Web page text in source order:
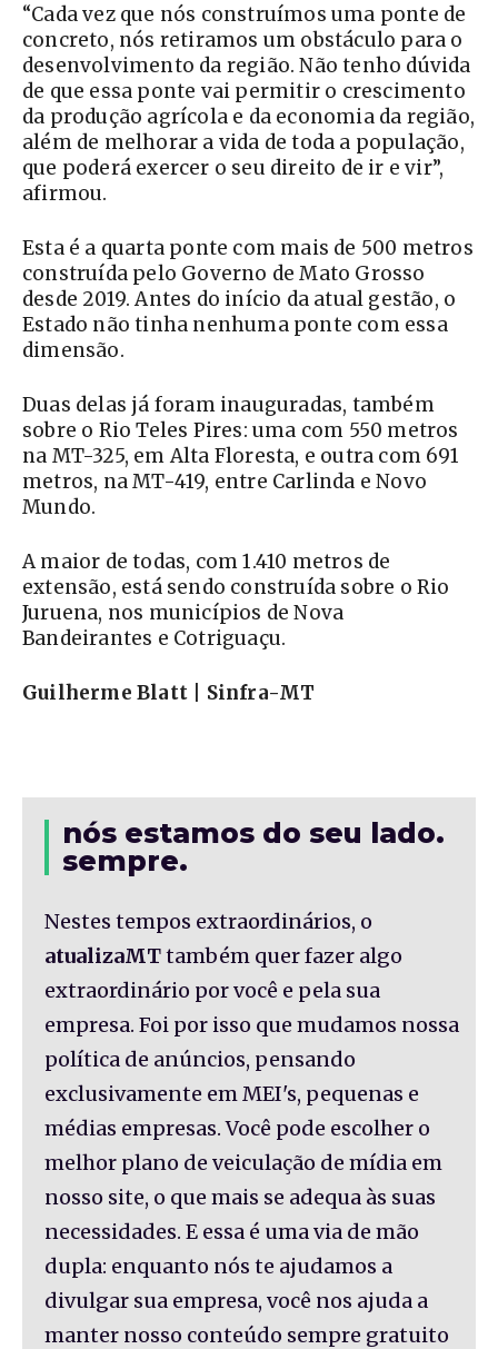
“Cada vez que nós construímos uma ponte de
concreto, nós retiramos um obstáculo para o
desenvolvimento da região. Não tenho dúvida
de que essa ponte vai permitir o crescimento
da produção agrícola e da economia da região,
além de melhorar a vida de toda a população,
que poderá exercer o seu direito de ir e vir”,
afirmou.
Esta é a quarta ponte com mais de 500 metros
construída pelo Governo de Mato Grosso
desde 2019. Antes do início da atual gestão, o
Estado não tinha nenhuma ponte com essa
dimensão.
Duas delas já foram inauguradas, também
sobre o Rio Teles Pires: uma com 550 metros
na MT-325, em Alta Floresta, e outra com 691
metros, na MT-419, entre Carlinda e Novo
Mundo.
A maior de todas, com 1.410 metros de
extensão, está sendo construída sobre o Rio
Juruena, nos municípios de Nova
Bandeirantes e Cotriguaçu.
Guilherme Blatt | Sinfra-MT
nós estamos do seu lado.
sempre.
Nestes tempos extraordinários, o
atualizaMTtambém quer fazer algo
extraordinário por você e pela sua
empresa. Foi por isso que mudamos nossa
política de anúncios, pensando
exclusivamente em MEI's, pequenas e
médias empresas. Você pode escolher o
melhor plano de veiculação de mídia em
nosso site, o que mais se adequa às suas
necessidades. E essa é uma via de mão
dupla: enquanto nós te ajudamos a
divulgar sua empresa, você nos ajuda a
manter nosso conteúdo sempre gratuito